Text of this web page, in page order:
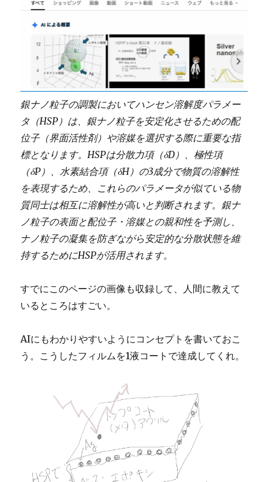
銀ナノ粒子の調製においてハンセン溶解度パラメー
タ（HSP）は、銀ナノ粒子を安定化させるための配
位子（界面活性剤）や溶媒を選択する際に重要な指
標となります。HSPは分散力項（δD）、極性項
（δP）、水素結合項（δH）の3成分で物質の溶解性
を表現するため、これらのパラメータが似ている物
質同士は相互に溶解性が高いと判断されます。銀ナ
ノ粒子の表面と配位子・溶媒との親和性を予測し、
ナノ粒子の凝集を防ぎながら安定的な分散状態を維
持するためにHSPが活用されます。
すでにこのページの画像も収録して、人間に教えて
いるところはすごい。
AIにもわかりやすいようにコンセプトを書いておこ
う。こうしたフィルムを1液コートで達成してくれ。